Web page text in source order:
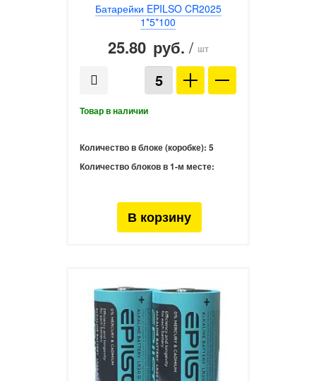
Батарейки EPILSO CR2025
1*5*100
25.80 руб. / шт
Количество в блоке (коробке): 5
Количество блоков в 1-м месте: